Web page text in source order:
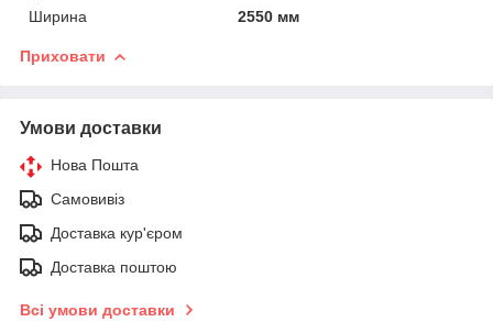
Ширина
2550 мм
Приховати
Умови доставки
Нова Пошта
Самовивіз
Доставка кур'єром
Доставка поштою
Всі умови доставки